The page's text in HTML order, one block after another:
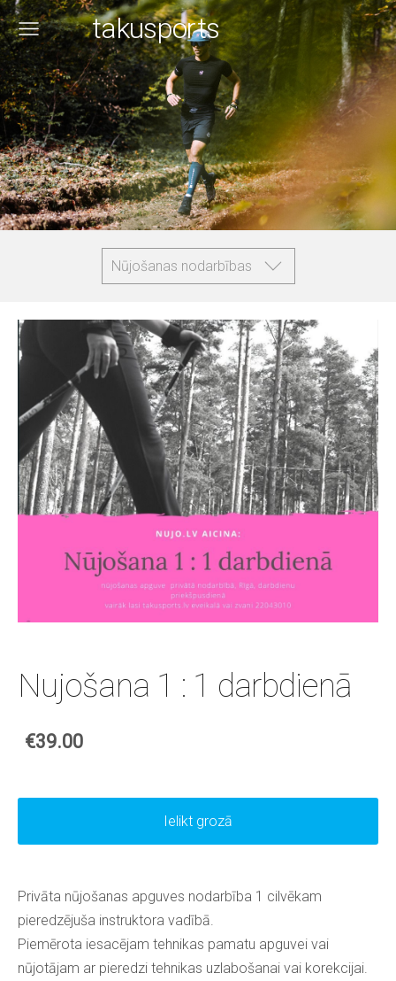
takusports
Nūjošanas nodarbības
Nujošana 1 : 1 darbdienā
€39.00
Ielikt grozā
Privāta nūjošanas apguves nodarbība 1 cilvēkam
pieredzējuša instruktora vadībā.
Piemērota iesacējam tehnikas pamatu apguvei vai
nūjotājam ar pieredzi tehnikas uzlabošanai vai korekcijai.